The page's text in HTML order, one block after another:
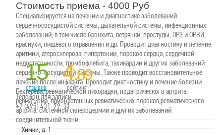
Стоимость приема - 4000 Руб
Специализируется на лечении и диагностике заболеваний
сердечнососудистой системы, дыхательной системы, инфекционных
заболеваний, в том числе бронхита, ветрянки, простуды, ОРЗ и ОРВИ,
краснухи, пищевого отравления и др. Проводит диагностику и лечение
аритмии, атеросклероза, гипертонии, пороков сердца, сердечной
недостаточности, тромбофлебита, тахикардии и других заболеваний
сердечно-сосудистой системы. Также проводит восстановительное
лечение после инфаркта. Проводит диагностику и лечение болезни
Бехтерева, ревматической лихорадки, подагрического артрита,
ревматизма, приобретенных ревматических пороков,ревматического
артрита, системной склеродермии и других заболеваний
соединительной ткани.
15
отзывов
4.89
рейтинг
Телефон для записи:
+7 (495) 431-79-31
Химки, д. 1